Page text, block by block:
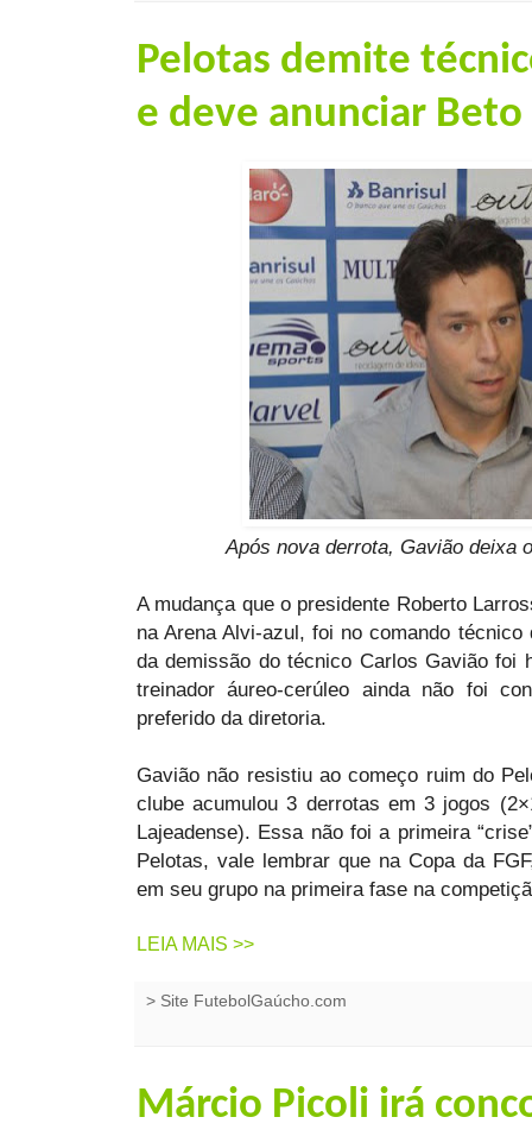
Pelotas demite
e deve anunciar
Após nova derrota, Gavião deixa
A mudança que o presidente Roberto
na Arena Alvi-azul, foi no comando
da demissão do técnico Carlos Gavião foi
treinador áureo-cerúleo ainda não foi
preferido da diretoria.
Gavião não resistiu ao começo ruim do
clube acumulou 3 derrotas em 3 jogos
Lajeadense). Essa não foi a primeira
Pelotas, vale lembrar que na Copa da
em seu grupo na primeira fase na
LEIA MAIS >>
> Site FutebolGaúcho.com
Márcio Picoli irá